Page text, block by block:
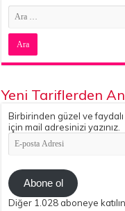
Yeni Tariflerden
Birbirinden güzel ve
için mail adresinizi yazınız.
E-
posta
Abone ol
Diğer 1.028 aboneye katılın